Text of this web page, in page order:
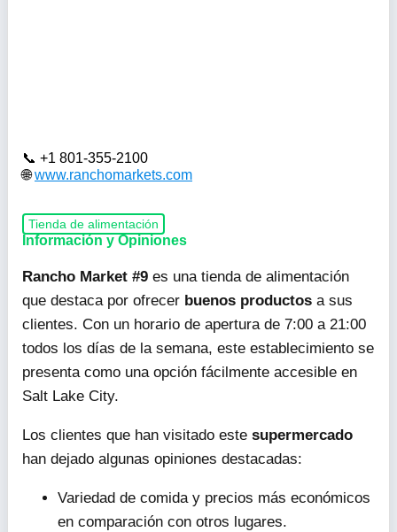
+1 801-355-2100
www.ranchomarkets.com
Tienda de alimentación
Información y Opiniones
Rancho Market #9 es una tienda de alimentación
que destaca por ofrecer buenos productos a sus
clientes. Con un horario de apertura de 7:00 a 21:00
todos los días de la semana, este establecimiento se
presenta como una opción fácilmente accesible en
Salt Lake City.
Los clientes que han visitado este supermercado
han dejado algunas opiniones destacadas:
Variedad de comida y precios más económicos
en comparación con otros lugares.